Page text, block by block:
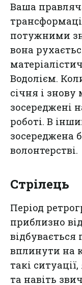
Ваша
потужними
вона
Водолієм.
січня і знову
зосереджені
роботі. В
зосереджена
волонтерстві.
Стрілець
Період
приблизно
вплинути на
такі
та навіть